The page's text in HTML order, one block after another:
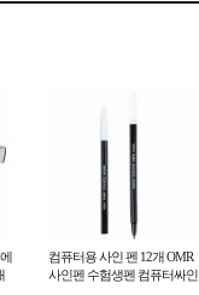
컴퓨터용 사인 펜 12개 OMR
사인펜 수험생펜 컴퓨터싸인